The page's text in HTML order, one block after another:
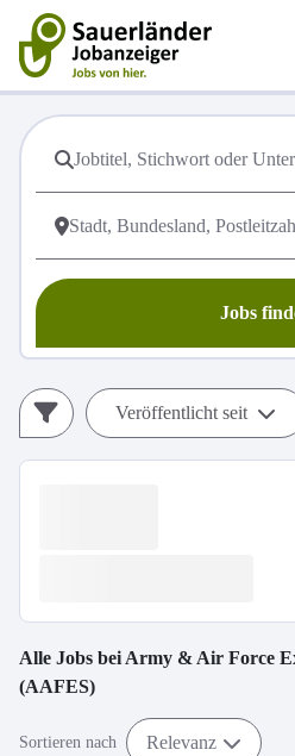
Jobs
Veröffentlicht seit
Alle Jobs bei Army & Air Force
(AAFES)
Sortieren nach Relevanz